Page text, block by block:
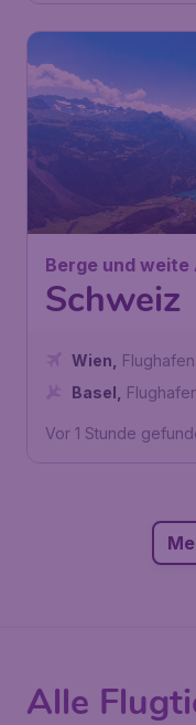
Berge und weite
Schweiz
Wien
Schwechat
Basel
Vor 1 Stunde
Alle